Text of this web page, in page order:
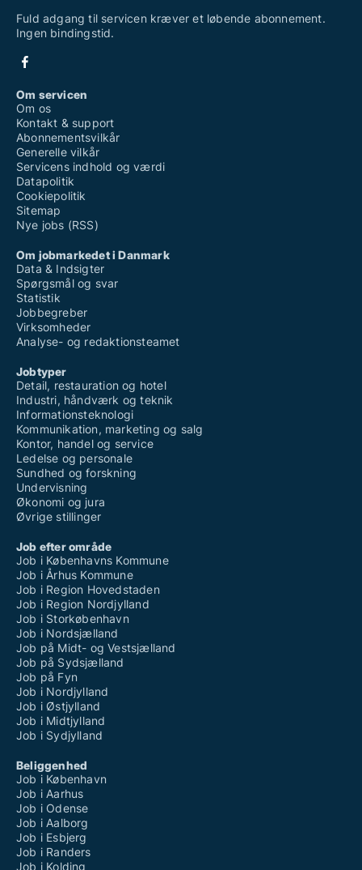
Fuld adgang til servicen kræver et løbende abonnement.
Ingen bindingstid.
Om servicen
Om os
Kontakt & support
Abonnementsvilkår
Generelle vilkår
Servicens indhold og værdi
Datapolitik
Cookiepolitik
Sitemap
Nye jobs (RSS)
Om jobmarkedet i Danmark
Data & Indsigter
Spørgsmål og svar
Statistik
Jobbegreber
Virksomheder
Analyse- og redaktionsteamet
Jobtyper
Detail, restauration og hotel
Industri, håndværk og teknik
Informationsteknologi
Kommunikation, marketing og salg
Kontor, handel og service
Ledelse og personale
Sundhed og forskning
Undervisning
Økonomi og jura
Øvrige stillinger
Job efter område
Job i Københavns Kommune
Job i Århus Kommune
Job i Region Hovedstaden
Job i Region Nordjylland
Job i Storkøbenhavn
Job i Nordsjælland
Job på Midt- og Vestsjælland
Job på Sydsjælland
Job på Fyn
Job i Nordjylland
Job i Østjylland
Job i Midtjylland
Job i Sydjylland
Beliggenhed
Job i København
Job i Aarhus
Job i Odense
Job i Aalborg
Job i Esbjerg
Job i Randers
Job i Kolding